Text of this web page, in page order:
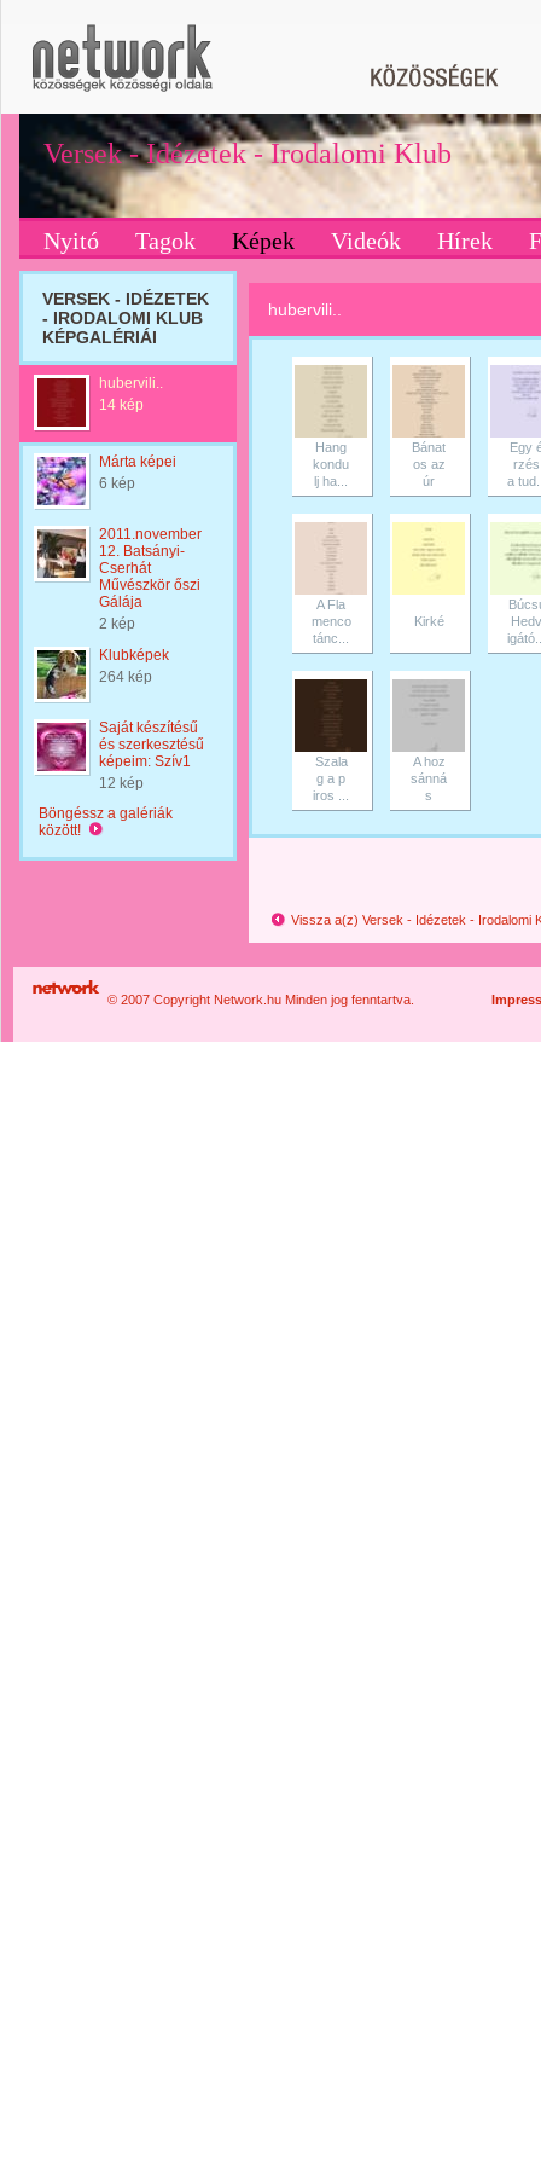
Versek - Idézetek - Irodalomi Klub
Nyitó Tagok Képek Videók Hírek
VERSEK - IDÉZETEK
- IRODALOMI KLUB
KÉPGALÉRIÁI
hubervili..
14 kép
Márta képei
6 kép
2011.november
12. Batsányi-
Cserhát
Művészkör őszi
Gálája
2 kép
Klubképek
264 kép
Saját készítésű
és szerkesztésű
képeim: Szív1
12 kép
Böngéssz a galériák
között!
hubervili..
Hang
kondu
lj ha...
Bánat
os az
úr
Egy
rzés
a
A Fla
menco
tánc...
Kirké
Hedv
Szala
g a p
iros ...
A hoz
sánná
s
Vissza a(z) Versek - Idézetek - Irodalomi
© 2007 Copyright Network.hu Minden jog fenntartva.